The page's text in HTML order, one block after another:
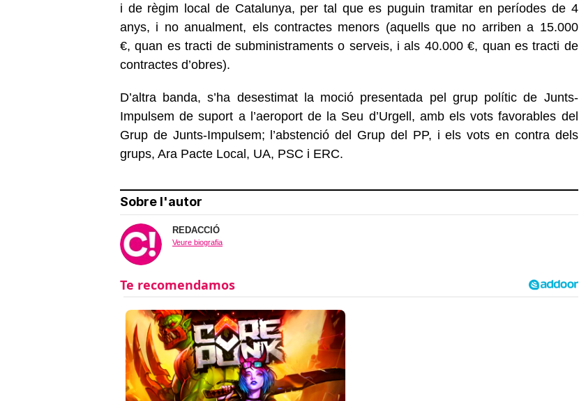
i de règim local de Catalunya, per tal que es puguin tramitar en períodes de 4
anys, i no anualment, els contractes menors (aquells que no arriben a 15.000
€, quan es tracti de subministraments o serveis, i als 40.000 €, quan es tracti de
contractes d’obres).
D’altra banda, s’ha desestimat la moció presentada pel grup polític de Junts-
Impulsem de suport a l’aeroport de la Seu d’Urgell, amb els vots favorables del
Grup de Junts-Impulsem; l’abstenció del Grup del PP, i els vots en contra dels
grups, Ara Pacte Local, UA, PSC i ERC.
Sobre l'autor
REDACCIÓ
Veure biografia